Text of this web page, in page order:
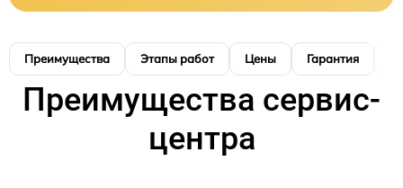
Преимущества Этапы работ Цены Гарантия
Преимущества сервис-
центра